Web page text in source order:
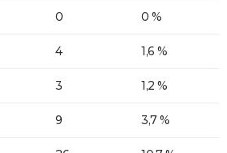
0 0 %
4 1,6 %
3 1,2 %
9 3,7 %